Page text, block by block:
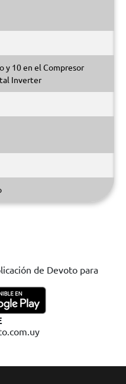
y 10 en el Compresor
Inverter
de Devoto para